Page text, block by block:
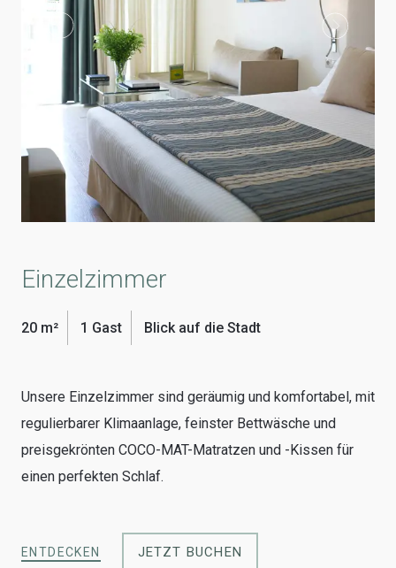
Einzelzimmer
20 m² 1 Gast Blick auf die Stadt
Unsere Einzelzimmer sind geräumig und komfortabel, mit
regulierbarer Klimaanlage, feinster Bettwäsche und
preisgekrönten COCO-MAT-Matratzen und -Kissen für
einen perfekten Schlaf.
ENTDECKEN JETZT BUCHEN